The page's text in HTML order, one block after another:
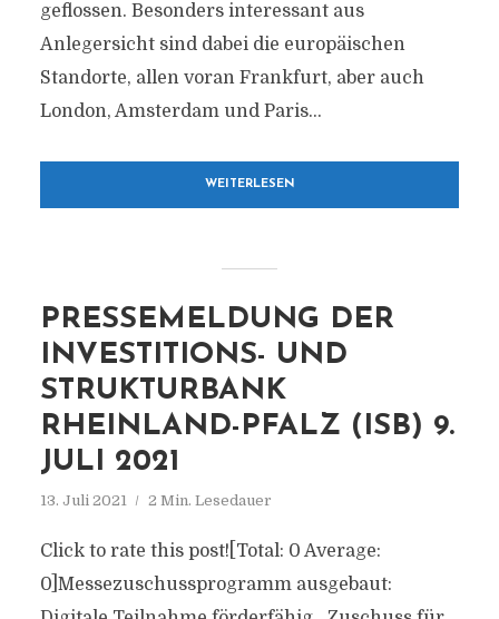
geflossen. Besonders interessant aus
Anlegersicht sind dabei die europäischen
Standorte, allen voran Frankfurt, aber auch
London, Amsterdam und Paris...
WEITERLESEN
PRESSEMELDUNG DER
INVESTITIONS- UND
STRUKTURBANK
RHEINLAND-PFALZ (ISB) 9.
JULI 2021
13. Juli 2021 2 Min. Lesedauer
Click to rate this post![Total: 0 Average:
0]Messezuschussprogramm ausgebaut: